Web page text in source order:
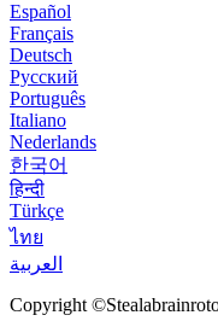
Español
Français
Deutsch
Русский
Português
Italiano
Nederlands
한국어
हिन्दी
Türkçe
ไทย
العربية
Copyright